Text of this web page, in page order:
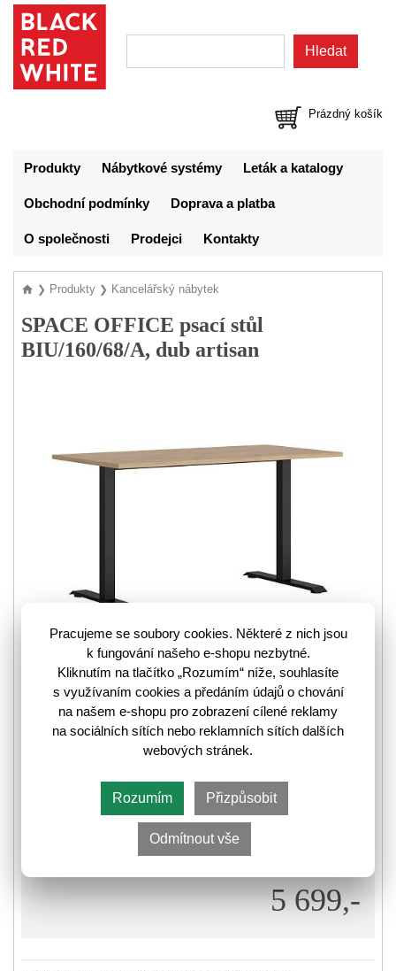
Prázdný košík
Produkty Nábytkové systémy Leták a katalogy
Obchodní podmínky Doprava a platba
O společnosti Prodejci Kontakty
❯ Produkty ❯ Kancelářský nábytek
SPACE OFFICE psací stůl
BIU/160/68/A, dub artisan
Jednoduchý ale praktický je psací stůl SPACE
OFFICE BIU/160/68/A v barevném provedení dub
Je nám líto, prodej tohoto produktu již skončil.
5 699,-
Pracujeme se soubory cookies. Některé z nich jsou
k fungování našeho e-shopu nezbytné.
Kliknutím na tlačítko „Rozumím“ níže, souhlasíte
s využívaním cookies a předáním údajů o chování
na našem e-shopu pro zobrazení cílené reklamy
na sociálních sítích nebo reklamních sítích dalších
webových stránek.
Rozumím Přizpůsobit
Odmítnout vše